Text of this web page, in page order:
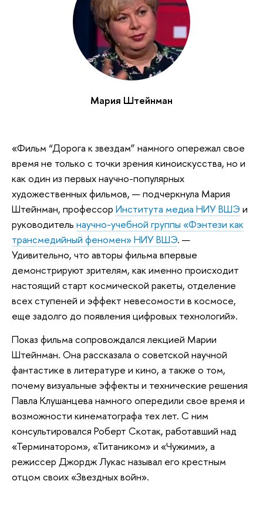
Мария Штейнман
«Фильм “Дорога к звездам” намного опережал свое
время не только с точки зрения киноискусства, но и
как один из первых научно-популярных
художественных фильмов, — подчеркнула Мария
Штейнман, профессор Института медиа НИУ ВШЭ и
руководитель научно-учебной группы «Фэнтези как
трансмедийный феномен» НИУ ВШЭ. —
Удивительно, что авторы фильма впервые
демонстрируют зрителям, как именно происходит
настоящий старт космической ракеты, отделение
всех ступеней и эффект невесомости в космосе,
еще задолго до появления цифровых технологий».
Показ фильма сопровождался лекцией Марии
Штейнман. Она рассказала о советской научной
фантастике в литературе и кино, а также о том,
почему визуальные эффекты и технические решения
Павла Клушанцева намного опередили свое время и
возможности кинематографа тех лет. С ним
консультировался Роберт Скотак, работавший над
«Терминатором», «Титаником» и «Чужими», а
режиссер Джордж Лукас называл его крестным
отцом своих «Звездных войн».